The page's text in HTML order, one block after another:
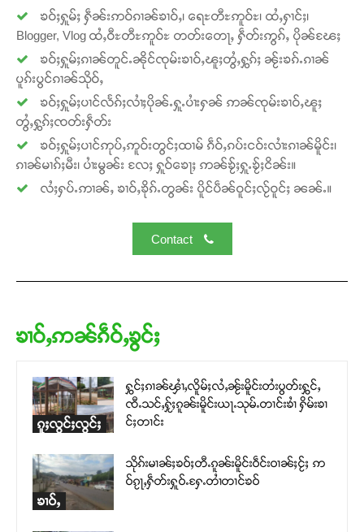
Support SHAN
တႃႇႁႂ်ႈသဵင်ၵၢင်ၸႂ်ၵူၼ်းမိူင်း ၵူႈတီႈၵူႈလႅၼ်ပေႃးတေၸွ
တ်ႇ တူဝ်ႈလုမ်ႈၾႃႉၼၼ်ႉ ၶဝ်ႈႁူမ်ႈၵမ်ႉထႅမ် ၸုမ်းၶၢ
ဝ်ႇၽူႈတွႆႇႁွၵ်ႈ လႆႈယူႇၶႃႈဢေႃႈ။
Donate Now
ၶဝ်ႈႁူမ်ႈ ႁဵၼ်းဢဝ်ၵၢၼ်ၶၢဝ်ႇ၊ ရေႊတီႊဢူဝ်ႊ၊ ထႆႇႁၢင်ႈ၊
Blogger, Vlog ထႆႇဝီႊတီႊဢူဝ်ႊ တတ်းတေႃႇ ႁဵတ်းဢွၵ်ႇ ပိုၼ်ၽႄႈ
ၶဝ်ႈႁူမ်ႈၵၢၼ်တူင်ႉၼိုင်ၸုမ်းၶၢဝ်ႇၽူႈတွႆႇႁွၵ်ႈ ၼႂ်းၶၵ်ႉၵၢၼ်
ပူၵ်းပွင်ၵၢၼ်သိုဝ်ႇ
ၶဝ်ႈႁူမ်ႈပၢင်လႅၵ်ႈလၢႆႈပိုၼ်ႉႁူႉပၢႆးႁၼ် ဢၼ်ၸုမ်းၶၢဝ်ႇၽူႈ
တွႆႇႁွၵ်ႈၸတ်းႁဵတ်း
ၶဝ်ႈႁူမ်ႈပၢင်ဢုပ်ႇဢူဝ်းတွင်ႈထၢမ် ၵဵဝ်ႇၵပ်းငဝ်းလၢႆးၵၢၼ်မိူင်း၊
ၵၢၼ်မၢၵ်ႈမီး၊ ပၢႆးမွၼ်း လႄႈ ႁူဝ်ၶေႃႈ ဢၼ်ၶႂ်ႈႁူႉၶႂ်ႈငိၼ်း။
လႆႈႁပ်ႉဢၢၼ်ႇ ၶၢဝ်ႇၶိုၵ်ႉတွၼ်း ပိူင်ပဵၼ်ဝူင်ႈလႂ်ဝူင်ႈ ၼၼ်ႉ။
Contact
ၶၢဝ်ႇဢၼ်ၵဵဝ်ႇၶွင်ႈ
ၵူႈလွင်ႈလွင်ႈ
ႁွင်ႈၵၢၼ်ၾၢႆႇလိူမ်ႈလႆႇၼႂ်းမိူင်းတႆးပွတ်းႁွင်ႇ
ၸီႉသင်ႇႁႂ်ႈၵူၼ်းမိူင်းယႃႉသုမ်ႉတၢင်းၶၢႆ ႁိမ်းၶၢ
င်ႈတၢင်း
ၶၢဝ်ႇ
သိုၵ်းမၢၼ်ႈၶဝ်ႈတီႉၵူၼ်းမိူင်းဝဵင်းဝၢၼ်ႈငႂ်ႈ ဢ
ဝ်ၵႂႃႇႁဵတ်းႁူဝ်ႉႁႄႉတၢႆတၢင်ၶဝ်